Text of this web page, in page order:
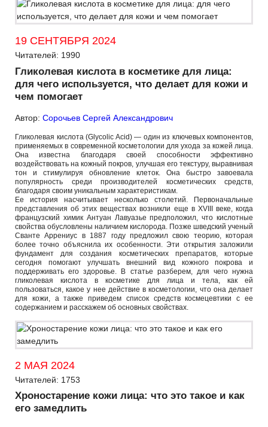
19 СЕНТЯБРЯ 2024
Читателей: 1990
Гликолевая кислота в косметике для лица:
для чего используется, что делает для кожи и
чем помогает
Автор: Сорочьев Сергей Александрович
Гликолевая кислота (Glycolic Acid) — один из ключевых компонентов,
применяемых в современной косметологии для ухода за кожей лица.
Она известна благодаря своей способности эффективно
воздействовать на кожный покров, улучшая его текстуру, выравнивая
тон и стимулируя обновление клеток. Она быстро завоевала
популярность среди производителей косметических средств,
благодаря своим уникальным характеристикам.
Ее история насчитывает несколько столетий. Первоначальные
представления об этих веществах возникли еще в XVIII веке, когда
французский химик Антуан Лавуазье предположил, что кислотные
свойства обусловлены наличием кислорода. Позже шведский ученый
Сванте Аррениус в 1887 году предложил свою теорию, которая
более точно объяснила их особенности. Эти открытия заложили
фундамент для создания косметических препаратов, которые
сегодня помогают улучшать внешний вид кожного покрова и
поддерживать его здоровье. В статье разберем, для чего нужна
гликолевая кислота в косметике для лица и тела, как ей
пользоваться, какое у нее действие в косметологии, что она делает
для кожи, а также приведем список средств космецевтики с ее
содержанием и расскажем об основных свойствах.
2 МАЯ 2024
Читателей: 1753
Хроностарение кожи лица: что это такое и как
его замедлить